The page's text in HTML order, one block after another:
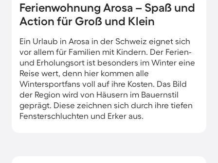
Ferienwohnung Arosa – Spaß und
Action für Groß und Klein
Ein Urlaub in Arosa in der Schweiz eignet sich
vor allem für Familien mit Kindern. Der Ferien-
und Erholungsort ist besonders im Winter eine
Reise wert, denn hier kommen alle
Wintersportfans voll auf ihre Kosten. Das Bild
der Region wird von Häusern im Bauernstil
geprägt. Diese zeichnen sich durch ihre tiefen
Fensterschluchten und Erker aus.